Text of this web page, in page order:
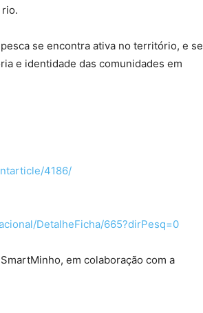
se encontra ativa no território, e se
e identidade das comunidades em
4186/
DetalheFicha/665?dirPesq=0
em colaboração com a